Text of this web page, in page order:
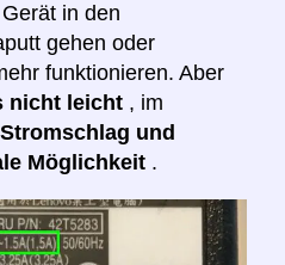
in den
gehen oder
funktionieren. Aber
nicht leicht , im
Stromschlag und
Möglichkeit .